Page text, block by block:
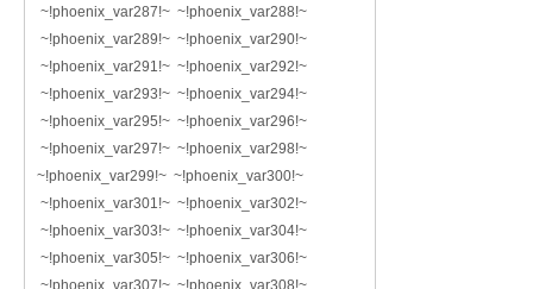
~!phoenix_var287!~ ~!phoenix_var288!~
~!phoenix_var289!~ ~!phoenix_var290!~
~!phoenix_var291!~ ~!phoenix_var292!~
~!phoenix_var293!~ ~!phoenix_var294!~
~!phoenix_var295!~ ~!phoenix_var296!~
~!phoenix_var297!~ ~!phoenix_var298!~
~!phoenix_var299!~ ~!phoenix_var300!~
~!phoenix_var301!~ ~!phoenix_var302!~
~!phoenix_var303!~ ~!phoenix_var304!~
~!phoenix_var305!~ ~!phoenix_var306!~
~!phoenix_var307!~ ~!phoenix_var308!~